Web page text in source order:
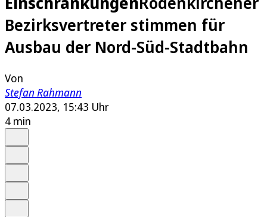
Bezirksvertreter stimmen für
Ausbau der Nord-Süd-Stadtbahn
Von
Stefan Rahmann
07.03.2023, 15:43 Uhr
4 min